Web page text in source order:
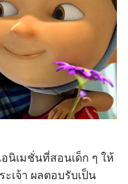
นิเมชั่นที่สอนเด็ก ๆ ให้
เจ้า ผลตอบรับเป็น